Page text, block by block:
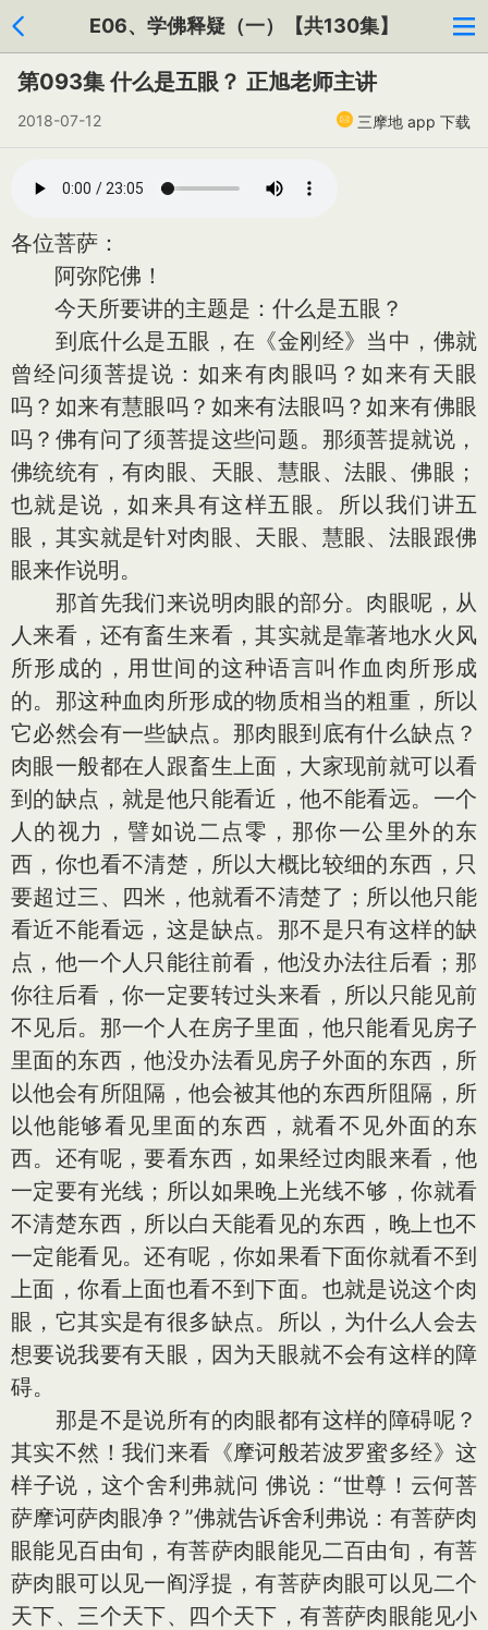
E06、学佛释疑（一）【共130集】
第093集 什么是五眼？ 正旭老师主讲
2018-07-12 三摩地 app 下载
各位菩萨：
阿弥陀佛！
今天所要讲的主题是：什么是五眼？
到底什么是五眼，在《金刚经》当中，佛就
曾经问须菩提说：如来有肉眼吗？如来有天眼
吗？如来有慧眼吗？如来有法眼吗？如来有佛眼
吗？佛有问了须菩提这些问题。那须菩提就说，
佛统统有，有肉眼、天眼、慧眼、法眼、佛眼；
也就是说，如来具有这样五眼。所以我们讲五
眼，其实就是针对肉眼、天眼、慧眼、法眼跟佛
眼来作说明。
那首先我们来说明肉眼的部分。肉眼呢，从
人来看，还有畜生来看，其实就是靠著地水火风
所形成的，用世间的这种语言叫作血肉所形成
的。那这种血肉所形成的物质相当的粗重，所以
它必然会有一些缺点。那肉眼到底有什么缺点？
肉眼一般都在人跟畜生上面，大家现前就可以看
到的缺点，就是他只能看近，他不能看远。一个
人的视力，譬如说二点零，那你一公里外的东
西，你也看不清楚，所以大概比较细的东西，只
要超过三、四米，他就看不清楚了；所以他只能
看近不能看远，这是缺点。那不是只有这样的缺
点，他一个人只能往前看，他没办法往后看；那
你往后看，你一定要转过头来看，所以只能见前
不见后。那一个人在房子里面，他只能看见房子
里面的东西，他没办法看见房子外面的东西，所
以他会有所阻隔，他会被其他的东西所阻隔，所
以他能够看见里面的东西，就看不见外面的东
西。还有呢，要看东西，如果经过肉眼来看，他
一定要有光线；所以如果晚上光线不够，你就看
不清楚东西，所以白天能看见的东西，晚上也不
一定能看见。还有呢，你如果看下面你就看不到
上面，你看上面也看不到下面。也就是说这个肉
眼，它其实是有很多缺点。所以，为什么人会去
想要说我要有天眼，因为天眼就不会有这样的障
碍。
那是不是说所有的肉眼都有这样的障碍呢？
其实不然！我们来看《摩诃般若波罗蜜多经》这
样子说，这个舍利弗就问 佛说：“世尊！云何菩
萨摩诃萨肉眼净？”佛就告诉舍利弗说：有菩萨肉
眼能见百由旬，有菩萨肉眼能见二百由旬，有菩
萨肉眼可以见一阎浮提，有菩萨肉眼可以见二个
天下、三个天下、四个天下，有菩萨肉眼能见小